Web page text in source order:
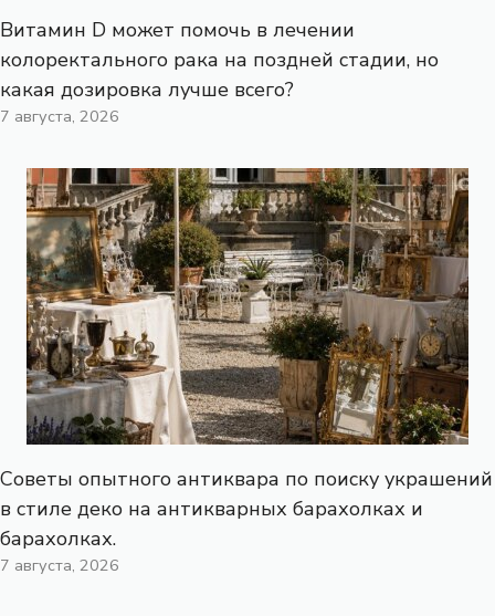
Витамин D может помочь в лечении
колоректального рака на поздней стадии, но
какая дозировка лучше всего?
7 августа, 2026
Советы опытного антиквара по поиску украшений
в стиле деко на антикварных барахолках и
барахолках.
7 августа, 2026